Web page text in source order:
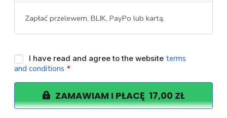
Zapłać przelewem, BLIK, PayPo lub kartą.
I have read and agree to the website terms
and conditions *
ZAMAWIAM I PŁACĘ 17,00 ZŁ